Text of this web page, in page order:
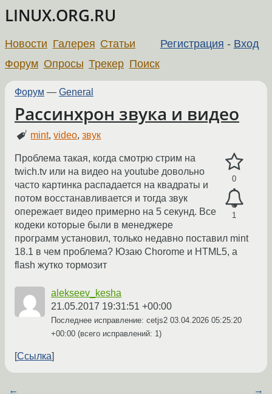
LINUX.ORG.RU
Регистрация - Вход
Новости Галерея Статьи
Форум Опросы Трекер Поиск
Форум — General
Рассинхрон звука и видео
mint,video,звук
0
1
Проблема такая, когда смотрю стрим на
twich.tv или на видео на youtube довольно
часто картинка распадается на квадраты и
потом восстанавливается и тогда звук
опережает видео примерно на 5 секунд. Все
кодеки которые были в менеджере
программ установил, только недавно поставил mint
18.1 в чем проблема? Юзаю Chorome и HTML5, а
flash жутко тормозит
alekseev_kesha
21.05.2017 19:31:51 +00:00
Последнее исправление: cetjs2 03.04.2026 05:25:20
+00:00 (всего исправлений: 1)
Ссылка
← →